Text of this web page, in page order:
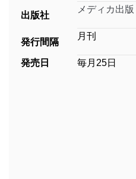
出版社
メディカ出版
発行間隔
月刊
発売日 毎月25日